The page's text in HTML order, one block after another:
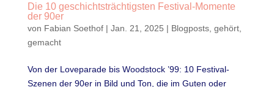
Die 10 geschichtsträchtigsten Festival-Momente
der 90er
von Fabian Soethof| Jan. 21, 2025 | Blogposts, gehört,
gemacht
Von der Loveparade bis Woodstock ’99: 10 Festival-
Szenen der 90er in Bild und Ton, die im Guten oder